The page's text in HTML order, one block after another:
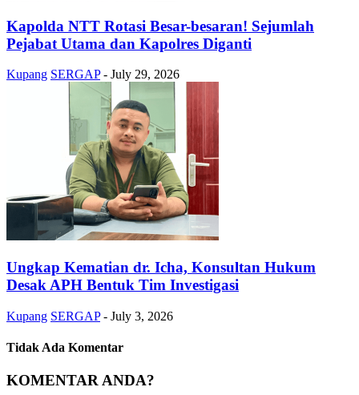
Kapolda NTT Rotasi Besar-besaran! Sejumlah
Pejabat Utama dan Kapolres Diganti
Kupang SERGAP - July 29, 2026
Ungkap Kematian dr. Icha, Konsultan Hukum
Desak APH Bentuk Tim Investigasi
Kupang SERGAP - July 3, 2026
Tidak Ada Komentar
KOMENTAR ANDA?